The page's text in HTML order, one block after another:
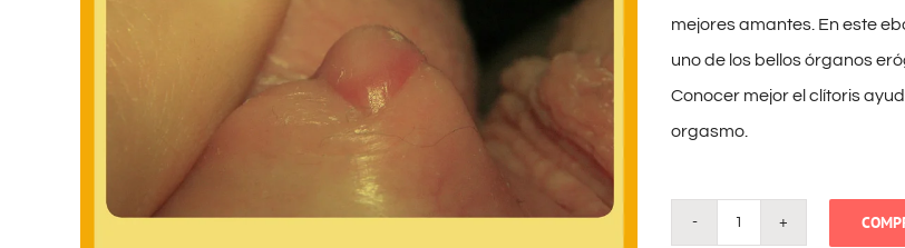
mejores amantes. En este
uno de los bellos órganos
Conocer mejor el clítoris
orgasmo.